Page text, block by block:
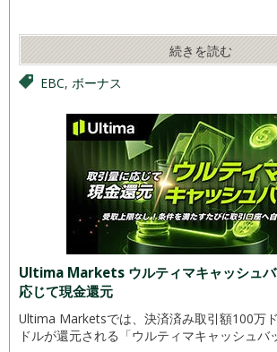
続きを読む
EBC, ボーナス
Ultima Markets ウルティマキャッシュ
応じて現金還元
Ultima Marketsでは、決済済み取引額100万
ドルが還元される「ウルティマキャッシュバ